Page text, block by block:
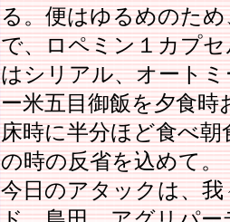
る。便はゆるめのた
で、ロペミン１カプ
はシリアル、オート
ー米五目御飯を夕食時
床時に半分ほど食べ
の時の反省を込めて。
今日のアタックは、